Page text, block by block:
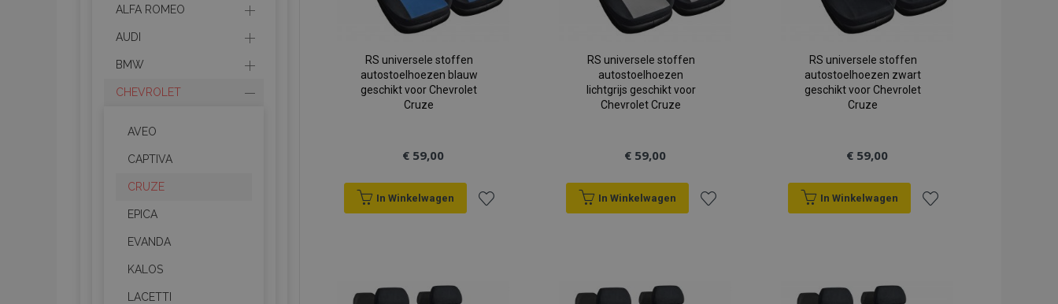
RS universele stoffen
autostoelhoezen blauw
geschikt voor Chevrolet
Cruze
€ 59,00
In Winkelwagen
RS universele stoffen
autostoelhoezen
lichtgrijs geschikt voor
Chevrolet Cruze
€ 59,00
In Winkelwagen
RS universele stoffen
autostoelhoezen zwart
geschikt voor Chevrolet
Cruze
€ 59,00
In Winkelwagen
ALFA ROMEO
AUDI
BMW
CHEVROLET
AVEO
CAPTIVA
CRUZE
EPICA
EVANDA
KALOS
LACETTI